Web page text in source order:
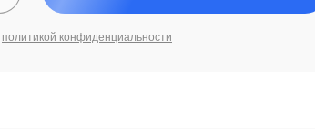
политикой конфиденциальности